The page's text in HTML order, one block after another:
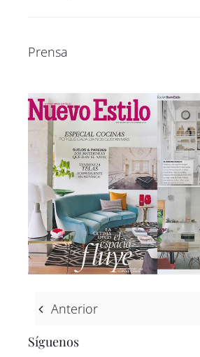
Blog
ES
IN
Prensa
Anterior
Síguenos